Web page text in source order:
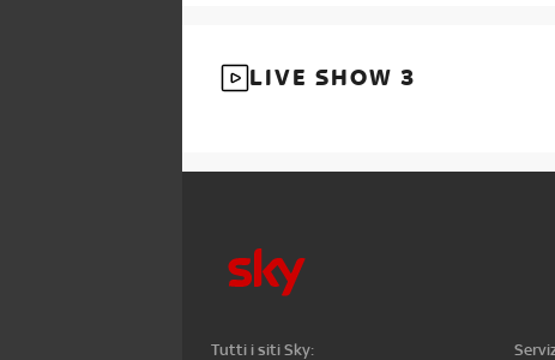
LIVE SHOW 3
Tutti i siti Sky: